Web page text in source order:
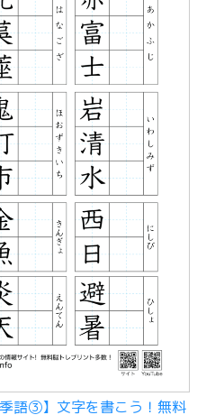
語③】文字を書こう！無料